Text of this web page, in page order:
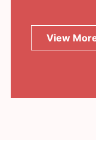
View